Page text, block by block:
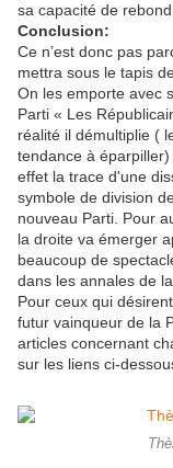
sa capacité de
Conclusion:
Ce n’est donc pas
mettra sous le tapis
On les emporte avec
Parti « Les
réalité il démultiplie (
tendance à
effet la trace d'une
symbole de division
nouveau Parti. Pour
la droite va émerger
beaucoup de
dans les annales de
Pour ceux qui
futur vainqueur de la
articles concernant
sur les liens ci-